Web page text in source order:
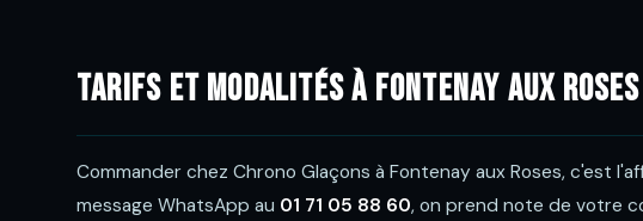
Tarifs et modalités à Fontenay aux Roses
Commander chez Chrono Glaçons à Fontenay aux Roses, c'est
message WhatsApp au 01 71 05 88 60, on prend note de votre